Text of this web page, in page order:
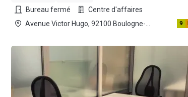
Bureau fermé
Centre d'affaires
Avenue Victor Hugo, 92100 Boulogne-
9